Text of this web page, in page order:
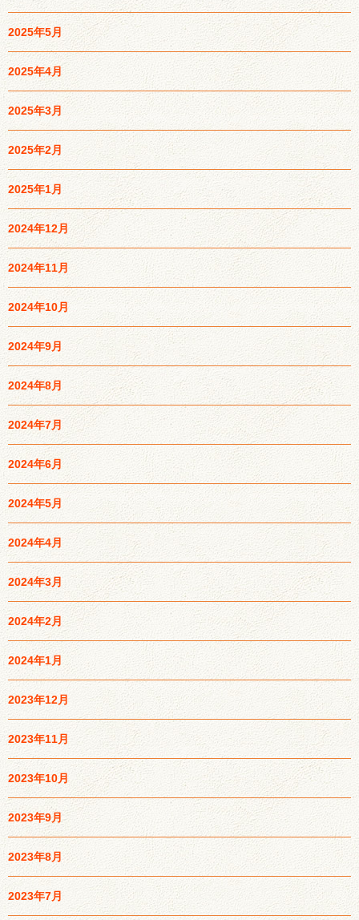
2025年5月
2025年4月
2025年3月
2025年2月
2025年1月
2024年12月
2024年11月
2024年10月
2024年9月
2024年8月
2024年7月
2024年6月
2024年5月
2024年4月
2024年3月
2024年2月
2024年1月
2023年12月
2023年11月
2023年10月
2023年9月
2023年8月
2023年7月